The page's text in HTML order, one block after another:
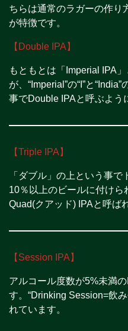
ちらは通常のラガーの作り
が特徴です。
【Double IPA】
もともとは「Imperial IPA
が、“Imperial”の“I”と
事でDouble IPAと呼ぶよう
【Triple IPA】
「ダブル」の上という事
10％以上のビールに付け
Quad(クアッド) IPAと呼ば
【Session IPA】
アルコール度数が5%未満
す。“Drinking Session=飲
れています。